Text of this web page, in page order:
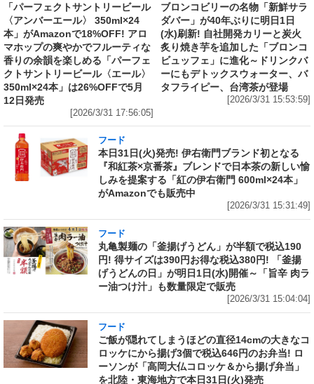
「パーフェクトサントリービール
〈アンバーエール〉 350ml×24
本」がAmazonで18%OFF! アロ
マホップの爽やかでフルーティな
香りの余韻を楽しめる「パーフェ
クトサントリービール〈エール〉
350ml×24本」は26%OFFで5月
12日発売
[2026/3/31 17:56:05]
ブロンコビリーの名物「新鮮サラ
ダバー」が40年ぶりに明日1日
(水)刷新! 自社開発カリーと炭火
炙り焼き芋を追加した「ブロンコ
ビュッフェ」に進化～ドリンクバ
ーにもデトックスウォーター、バ
タフライピー、台湾茶が登場
[2026/3/31 15:53:59]
フード
本日31日(火)発売! 伊右衛門ブランド初となる
『和紅茶×京番茶』ブレンドで日本茶の新しい愉
しみを提案する「紅の伊右衛門 600ml×24本」
がAmazonでも販売中
[2026/3/31 15:31:49]
フード
丸亀製麺の「釜揚げうどん」が半額で税込190
円! 得サイズは390円お得な税込380円! 「釜揚
げうどんの日」が明日1日(水)開催～「旨辛 肉ラ
ー油つけ汁」も数量限定で販売
[2026/3/31 15:04:04]
フード
ご飯が隠れてしまうほどの直径14cmの大きなコ
ロッケにから揚げ3個で税込646円のお弁当! ロ
ーソンが「高岡大仏コロッケ＆から揚げ弁当」
を北陸・東海地方で本日31日(火)発売